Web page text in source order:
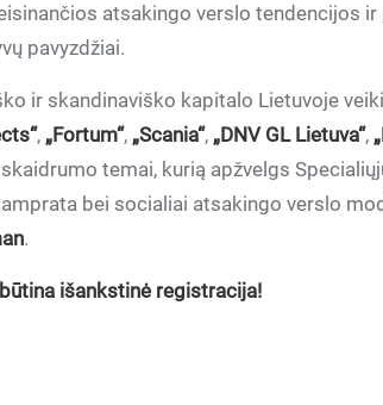
atsakingo verslo tendencijos
pavyzdžiai.
ir skandinaviško kapitalo Lietuvoje
, „Fortum“, „Scania“, „DNV GL Lietuva“,
temai, kurią apžvelgs
bei socialiai atsakingo verslo
.
išankstinė registracija!